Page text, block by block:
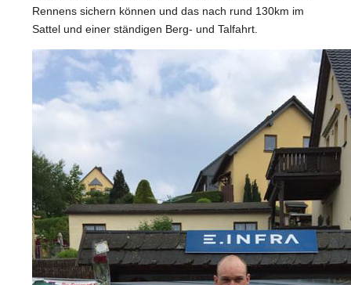
Rennens sichern können und das nach rund 130km im
Sattel und einer ständigen Berg- und Talfahrt.